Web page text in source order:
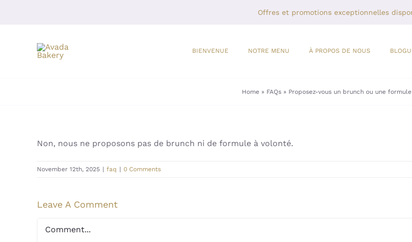
Offres et promotions exceptionnelles
BIENVENUE NOTRE MENU À PROPOS DE NOUS
Home » FAQs » Proposez-vous un brunch ou une
Non, nous ne proposons pas de brunch ni de formule à volonté.
November 12th, 2025 | faq | 0 Comments
Leave A Comment
Comment